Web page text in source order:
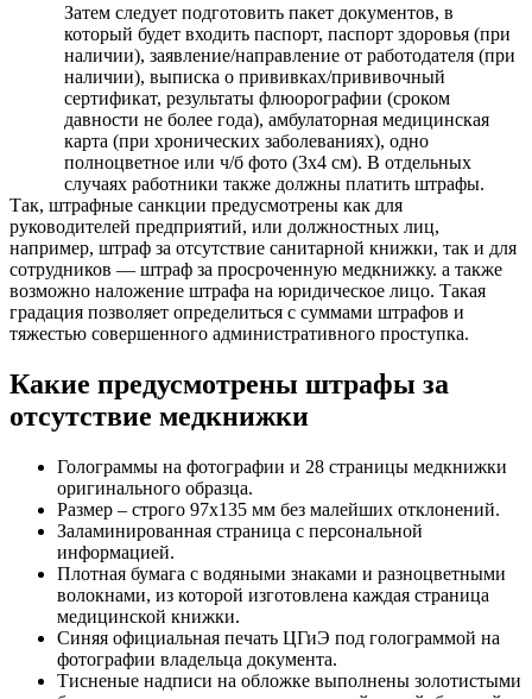
Затем следует подготовить пакет документов, в
который будет входить паспорт, паспорт здоровья (при
наличии), заявление/направление от работодателя (при
наличии), выписка о прививках/прививочный
сертификат, результаты флюорографии (сроком
давности не более года), амбулаторная медицинская
карта (при хронических заболеваниях), одно
полноцветное или ч/б фото (3х4 см). В отдельных
случаях работники также должны платить штрафы.
Так, штрафные санкции предусмотрены как для
руководителей предприятий, или должностных лиц,
например, штраф за отсутствие санитарной книжки, так и для
сотрудников — штраф за просроченную медкнижку. а также
возможно наложение штрафа на юридическое лицо. Такая
градация позволяет определиться с суммами штрафов и
тяжестью совершенного административного проступка.
Какие предусмотрены штрафы за
отсутствие медкнижки
Голограммы на фотографии и 28 страницы медкнижки
оригинального образца.
Размер – строго 97х135 мм без малейших отклонений.
Заламинированная страница с персональной
информацией.
Плотная бумага с водяными знаками и разноцветными
волокнами, из которой изготовлена каждая страница
медицинской книжки.
Синяя официальная печать ЦГиЭ под голограммой на
фотографии владельца документа.
Тисненые надписи на обложке выполнены золотистыми